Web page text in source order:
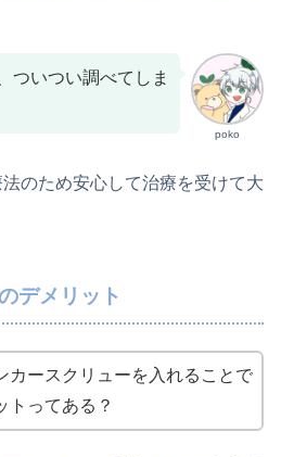
poko
ついつい調べてしま
のため安心して治療を受けて大
デメリット
カースクリューを入れることで
トってある？